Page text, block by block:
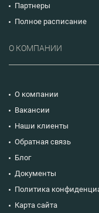
Партнеры
Полное расписание
О КОМПАНИИ
О компании
Вакансии
Наши клиенты
Обратная связь
Блог
Документы
Политика
Карта сайта